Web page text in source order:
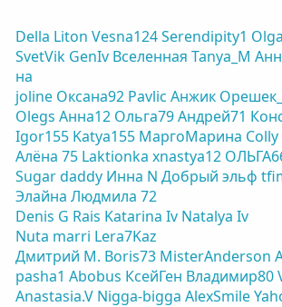
Della Liton Vesna124Serendipity1
SvetVik GenIv Вселенная Tanya_M
на
joline Оксана92 Pavlic Анжик
Olegs Анна12 Ольга79Андрей71
Igor155 Katya155 МаргоМарина Colly
Алёна 75 Laktionka xnastya12
Sugar daddy Инна N Добрый эльф
Элайна Людмила 72
Denis G Rais Katarina Iv Natalya Iv
Nuta marri Lera7Kaz
Дмитрий М. Boris73 MisterAnderson
pasha1 Abobus КсейГен Владимир80
Anastasia.V Nigga-bigga AlexSmile